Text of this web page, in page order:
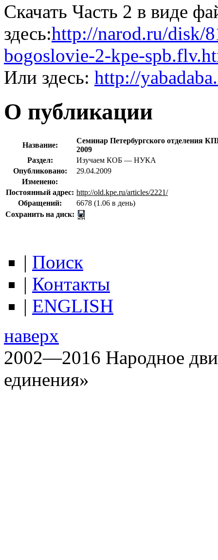
Скачать Часть 2 в виде
здесь:http://narod.ru/disk/
bogoslovie-2-kpe-
Или здесь: http://
О публикации
Название:
Cеминар Петербургского отделения
2009
Раздел:
Изучаем КОБ — НУКА
Опубликовано:
29.04.2009
Изменено:
Постоянный адрес: http://old.kpe.ru/articles/2221/
Обращений:
6678 (1.06 в день)
Сохранить на диск:
| Поиск
| Контакты
| ENGLISH
наверх
2002—2016 Народное
единения»